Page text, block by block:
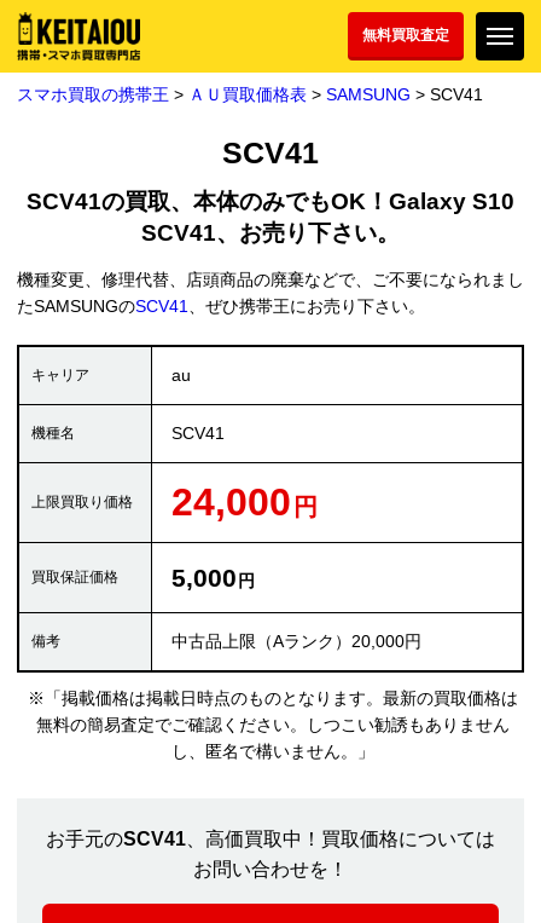
無料買取査定
スマホ買取の携帯王 > ＡＵ買取価格表 > SAMSUNG > SCV41
SCV41
SCV41の買取、本体のみでもOK！Galaxy S10
SCV41、お売り下さい。
機種変更、修理代替、店頭商品の廃棄などで、ご不要になられまし
たSAMSUNGのSCV41、ぜひ携帯王にお売り下さい。
au
SCV41
24,000
5,000
中古品上限（Aランク）20,000円
※「掲載価格は掲載日時点のものとなります。最新の買取価格は
無料の簡易査定でご確認ください。しつこい勧誘もありません
し、匿名で構いません。」
お手元のSCV41 、高価買取中！買取価格については
お問い合わせを！